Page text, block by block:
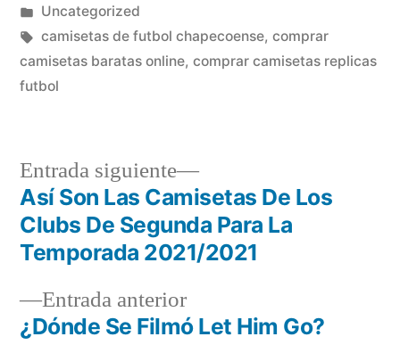
por
Publicado
en
Uncategorized
Etiquetas:
camisetas de futbol chapecoense, comprar
camisetas baratas online, comprar camisetas replicas
futbol
Navegación
de
entradas
Entrada anteriorEntrada
anterior:
¿Dónde Se Filmó Let Him Go?
Entrada siguiente
Entrada
siguiente:
Así Son Las Camisetas De Los
Clubs De Segunda Para La
Temporada 2021/2021